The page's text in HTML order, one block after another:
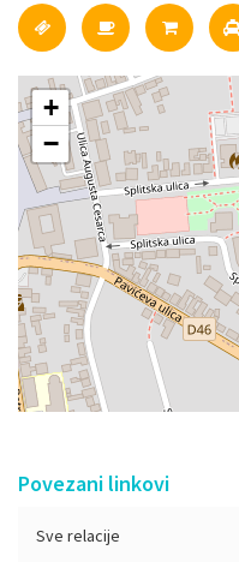
+
−
Povezani linkovi
Sve relacije